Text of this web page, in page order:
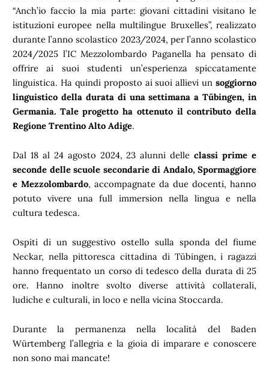
“Anch’io faccio la mia parte: giovani cittadini visitano le
istituzioni europee nella multilingue Bruxelles”, realizzato
durante l’anno scolastico 2023/2024, per l’anno scolastico
2024/2025 l’IC Mezzolombardo Paganella ha pensato di
offrire ai suoi studenti un’esperienza spiccatamente
linguistica. Ha quindi proposto ai suoi allievi un soggiorno
linguistico della durata di una settimana a Tübingen, in
Germania. Tale progetto ha ottenuto il contributo della
Regione Trentino Alto Adige.
Dal 18 al 24 agosto 2024, 23 alunni delleclassi prime e
seconde delle scuole secondarie di Andalo, Spormaggiore
e Mezzolombardo, accompagnate da due docenti, hanno
potuto vivere una full immersion nella lingua e nella
cultura tedesca.
Ospiti di un suggestivo ostello sulla sponda del fiume
Neckar, nella pittoresca cittadina di Tübingen, i ragazzi
hanno frequentato un corso di tedesco della durata di 25
ore. Hanno inoltre svolto diverse attività collaterali,
ludiche e culturali, in loco e nella vicina Stoccarda.
Durante la permanenza nella località del Baden
Würtemberg l’allegria e la gioia di imparare e conoscere
non sono mai mancate!